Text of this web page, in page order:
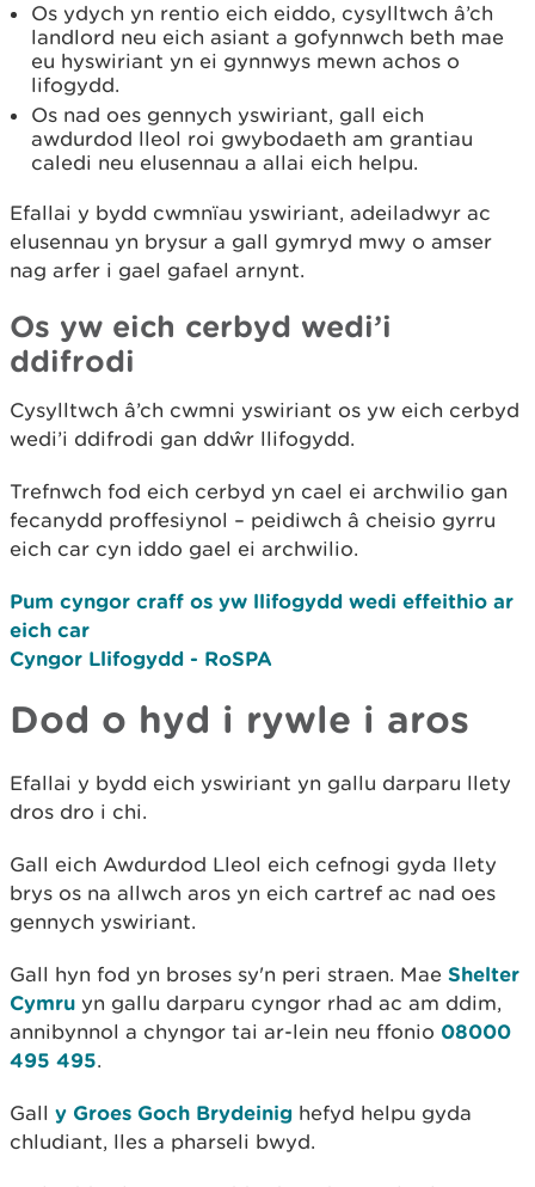
Os ydych yn rentio eich eiddo, cysylltwch â’ch
landlord neu eich asiant a gofynnwch beth mae
eu hyswiriant yn ei gynnwys mewn achos o
lifogydd.
Os nad oes gennych yswiriant, gall eich
awdurdod lleol roi gwybodaeth am grantiau
caledi neu elusennau a allai eich helpu.
Efallai y bydd cwmnïau yswiriant, adeiladwyr ac
elusennau yn brysur a gall gymryd mwy o amser
nag arfer i gael gafael arnynt.
Os yw eich cerbyd wedi’i
ddifrodi
Cysylltwch â’ch cwmni yswiriant os yw eich cerbyd
wedi’i ddifrodi gan ddŵr llifogydd.
Trefnwch fod eich cerbyd yn cael ei archwilio gan
fecanydd proffesiynol – peidiwch â cheisio gyrru
eich car cyn iddo gael ei archwilio.
Pum cyngor craff os yw llifogydd wedi effeithio ar
eich car
Cyngor Llifogydd - RoSPA
Dod o hyd i rywle i aros
Efallai y bydd eich yswiriant yn gallu darparu llety
dros dro i chi.
Gall eich Awdurdod Lleol eich cefnogi gyda llety
brys os na allwch aros yn eich cartref ac nad oes
gennych yswiriant.
Gall hyn fod yn broses sy'n peri straen. Mae Shelter
Cymru yn gallu darparu cyngor rhad ac am ddim,
annibynnol a chyngor tai ar-lein neu ffonio 08000
495 495.
Gall y Groes Goch Brydeinig hefyd helpu gyda
chludiant, lles a pharseli bwyd.